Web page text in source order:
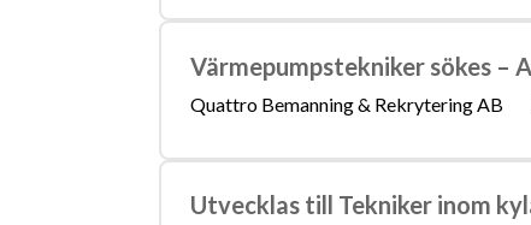
Värmepumpstekniker sökes –
Quattro Bemanning & Rekrytering AB
Utvecklas till Tekniker inom